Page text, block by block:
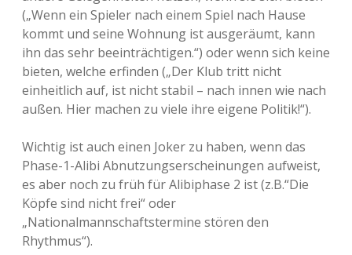
(„Wenn ein Spieler nach einem Spiel nach Hause
kommt und seine Wohnung ist ausgeräumt, kann
ihn das sehr beeinträchtigen.“) oder wenn sich keine
bieten, welche erfinden („Der Klub tritt nicht
einheitlich auf, ist nicht stabil – nach innen wie nach
außen. Hier machen zu viele ihre eigene Politik!“).
Wichtig ist auch einen Joker zu haben, wenn das
Phase-1-Alibi Abnutzungserscheinungen aufweist,
es aber noch zu früh für Alibiphase 2 ist (z.B.“Die
Köpfe sind nicht frei“ oder
„Nationalmannschaftstermine stören den
Rhythmus“).